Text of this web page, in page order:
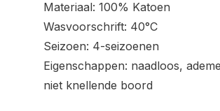
Materiaal: 100% Katoen
Wasvoorschrift: 40°C
Seizoen: 4-seizoenen
Eigenschappen: naadloos,
niet knellende boord